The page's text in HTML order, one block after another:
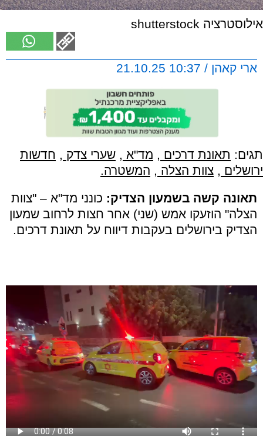
אילוסטרציה shutterstock
ארי קאהן / 10:37 21.10.25
תגים: תאונת דרכים , מד"א , שערי צדק , חדשות
ירושלים , צוות הצלה , המשטרה.
תאונה קשה בשמעון הצדיק: כונני מד"א – "צוות
הצלה" הוזעקו אמש (שני) אחר חצות לרחוב שמעון
הצדיק בירושלים בעקבות דיווח על תאונת דרכים.